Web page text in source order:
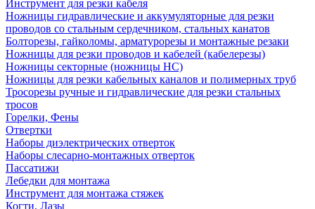
Инструмент для резки кабеля
Ножницы гидравлические и аккумуляторные для резки
проводов со стальным сердечником, стальных канатов
Болторезы, гайколомы, арматурорезы и монтажные резаки
Ножницы для резки проводов и кабелей (кабелерезы)
Ножницы секторные (ножницы НС)
Ножницы для резки кабельных каналов и полимерных труб
Тросорезы ручные и гидравлические для резки стальных
тросов
Горелки, Фены
Отвертки
Наборы диэлектрических отверток
Наборы слесарно-монтажных отверток
Пассатижи
Лебедки для монтажа
Инструмент для монтажа стяжек
Когти, Лазы